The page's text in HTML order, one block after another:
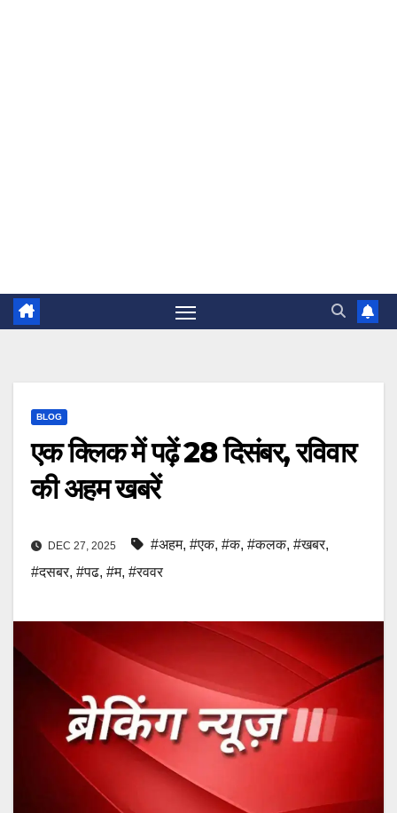
BLOG
एक क्लिक में पढ़ें 28 दिसंबर, रविवार
की अहम खबरें
DEC 27, 2025 #अहम, #एक, #क, #कलक, #खबर,
#दसबर, #पढ, #म, #रववर